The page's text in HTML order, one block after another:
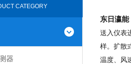
CATEGORY
器
东日瀛
送入仪表
样。扩散
温度、风